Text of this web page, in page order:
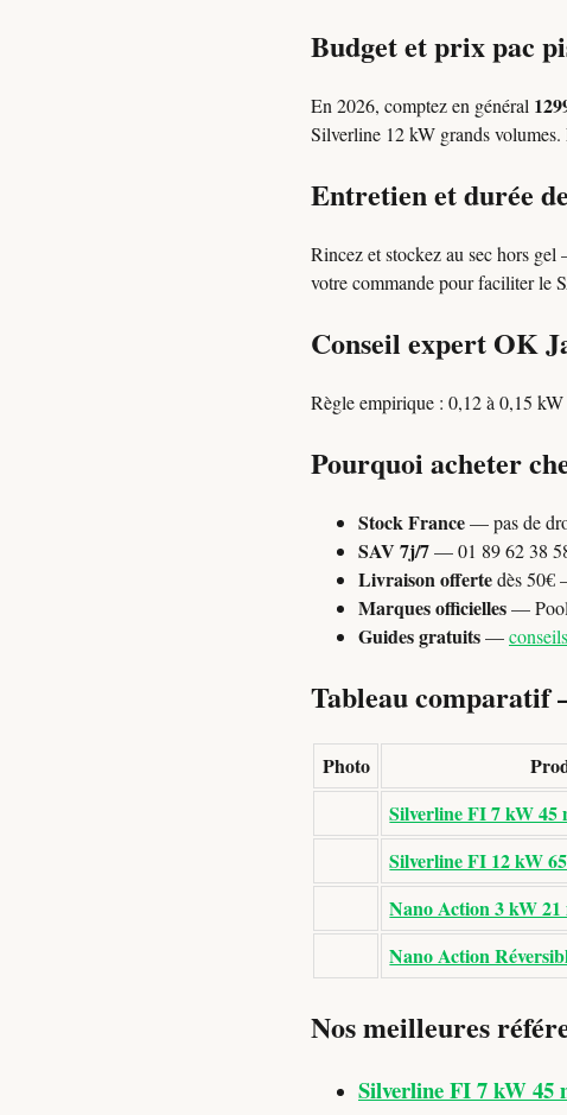
Budget et prix pac
En 2026, comptez en général
Silverline 12 kW grands
Entretien et durée
Rincez et stockez au sec hors
votre commande pour faciliter le
Conseil expert OK
Règle empirique : 0,12 à 0,15
Pourquoi acheter
Stock France— pas de
SAV 7j/7— 01 89 62 38
Livraison offertedès 50€
Marques officielles—
Guides gratuits—
Tableau comparatif
Photo
Silverline FI 7 kW 45
Silverline FI 12 kW
Nano Action 3 kW 21
Nano Action
Nos meilleures
Silverline FI 7 kW 45